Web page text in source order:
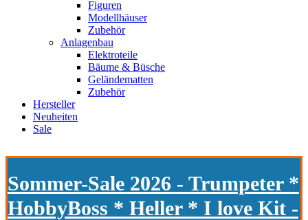
Figuren
Modellhäuser
Zubehör
Anlagenbau
Elektroteile
Bäume & Büsche
Geländematten
Zubehör
Hersteller
Neuheiten
Sale
Sommer-Sale 2026 - Trumpeter *
HobbyBoss * Heller * I love Kit -